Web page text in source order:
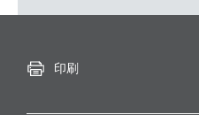
印刷